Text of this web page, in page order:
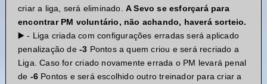
criar a liga, será eliminado. A Sevo se esforçará para
encontrar PM voluntário, não achando, haverá sorteio.
▶️ - Liga criada com configurações erradas será aplicado
penalização de -3 Pontos a quem criou e será recriado a
Liga. Caso for criado novamente errada o PM levará penal
de -6 Pontos e será escolhido outro treinador para criar a